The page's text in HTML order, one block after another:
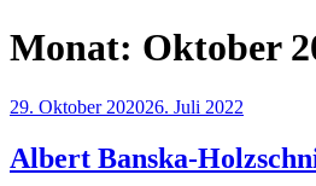
Monat: Oktober
Veröffentlicht
29. Oktober 202026. Juli 2022
Albert Banska-